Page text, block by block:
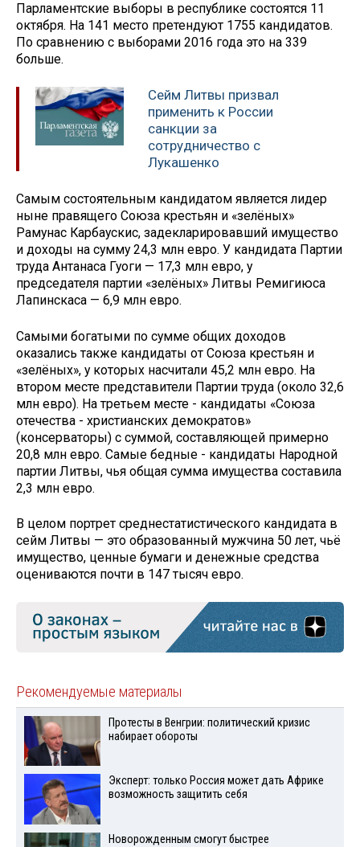
Парламентские выборы в республике состоятся 11
октября. На 141 место претендуют 1755 кандидатов.
По сравнению с выборами 2016 года это на 339
больше.
Сейм Литвы призвал
применить к России
санкции за
сотрудничество с
Лукашенко
Самым состоятельным кандидатом является лидер
ныне правящего Союза крестьян и «зелёных»
Рамунас Карбаускис, задекларировавший имущество
и доходы на сумму 24,3 млн евро. У кандидата Партии
труда Антанаса Гуоги — 17,3 млн евро, у
председателя партии «зелёных» Литвы Ремигиюса
Лапинскаса — 6,9 млн евро.
Самыми богатыми по сумме общих доходов
оказались также кандидаты от Союза крестьян и
«зелёных», у которых насчитали 45,2 млн евро. На
втором месте представители Партии труда (около 32,6
млн евро). На третьем месте - кандидаты «Союза
отечества - христианских демократов»
(консерваторы) с суммой, составляющей примерно
20,8 млн евро. Самые бедные - кандидаты Народной
партии Литвы, чья общая сумма имущества составила
2,3 млн евро.
В целом портрет среднестатистического кандидата в
сейм Литвы — это образованный мужчина 50 лет, чьё
имущество, ценные бумаги и денежные средства
оцениваются почти в 147 тысяч евро.
Рекомендуемые материалы
Протесты в Венгрии: политический кризис
набирает обороты
Эксперт: только Россия может дать Африке
возможность защитить себя
Новорожденным смогут быстрее